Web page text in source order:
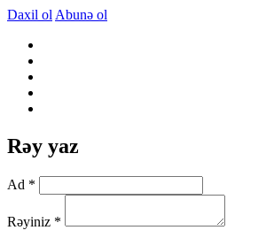
Daxil ol Abunə ol
Rəy yaz
Ad *
Rəyiniz *